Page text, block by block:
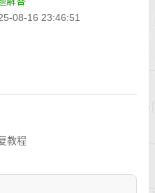
08-16 23:46:51
教程